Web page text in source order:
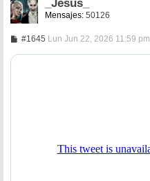
_Jesus_
Mensajes: 50126
#1645M
n
Lun Jun 22, 2026 11:59 pm